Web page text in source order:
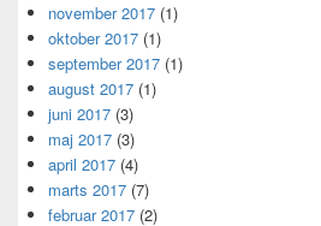
november 2017 (1)
oktober 2017 (1)
september 2017 (1)
august 2017 (1)
juni 2017 (3)
maj 2017 (3)
april 2017 (4)
marts 2017 (7)
februar 2017 (2)